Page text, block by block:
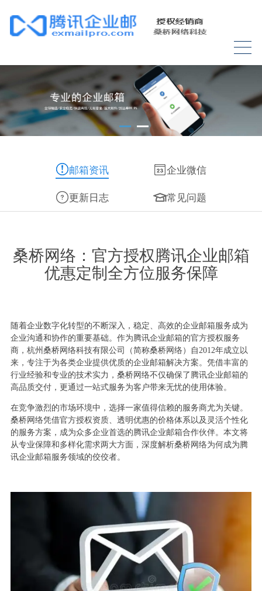
邮箱资讯 企业微信
更新日志 常见问题
桑桥网络：官方授权腾讯企业邮箱
优惠定制全方位服务保障
随着企业数字化转型的不断深入，稳定、高效的企业邮箱服务成为
企业沟通和协作的重要基础。作为腾讯企业邮箱的官方授权服务
商，杭州桑桥网络科技有限公司（简称桑桥网络）自2012年成立以
来，专注于为各类企业提供优质的企业邮箱解决方案。凭借丰富的
行业经验和专业的技术实力，桑桥网络不仅确保了腾讯企业邮箱的
高品质交付，更通过一站式服务为客户带来无忧的使用体验。
在竞争激烈的市场环境中，选择一家值得信赖的服务商尤为关键。
桑桥网络凭借官方授权资质、透明优惠的价格体系以及灵活个性化
的服务方案，成为众多企业首选的腾讯企业邮箱合作伙伴。本文将
从专业保障和多样化需求两大方面，深度解析桑桥网络为何成为腾
讯企业邮箱服务领域的佼佼者。